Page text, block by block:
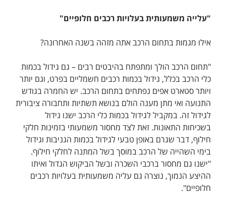
"עלייה משמעותית בעלויות רכבים חלופיים"
אילו מגמות בתחום הרכב אתה מזהה בשנה האחרונה?
"תחום הרכב הולך ומתפתח בהיבטים רבים – גם גידול בכמות
כלי הרכב בכלל, גידול בכמות רכבים חשמליים בפרט, וגם יותר
ויותר סטארט אפים נפתחים בתחום הרכב. יש החמרה בגודש
התנועה ואי מתן מענה הולם בנושא תשתיות ותחבורה ציבורית
לגידול זה. במקביל לגידול בכמות כלי הרכב ישנו גידול
בשכיחות התאונות. זאת לצד מחסור משמעותי בזמינות חלקי
חילוף, דבר שגרם באופן טבעי לגידול בכמות הגניבות וגידול
בימי השהייה של הרכב במוסך בשל המתנה לחלקי חילוף.
"ישנו גם מחסור ברכבי השכרה ובשל הביקוש הגדול ואיתו
ההיצע הנמוך, נוצרה גם עליה משמעותית בעלויות רכבים
חלופיים".